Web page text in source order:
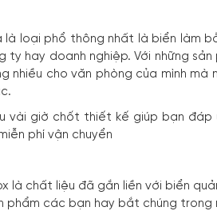
là loại phổ thông nhất là biển làm
ty hay doanh nghiệp. Với những
nhiều cho văn phòng của mình
vài giờ chốt thiết kế giúp bạn
phí vận chuyển
là chất liệu đã gắn liền với biển
phẩm các bạn hay bắt chúng trong